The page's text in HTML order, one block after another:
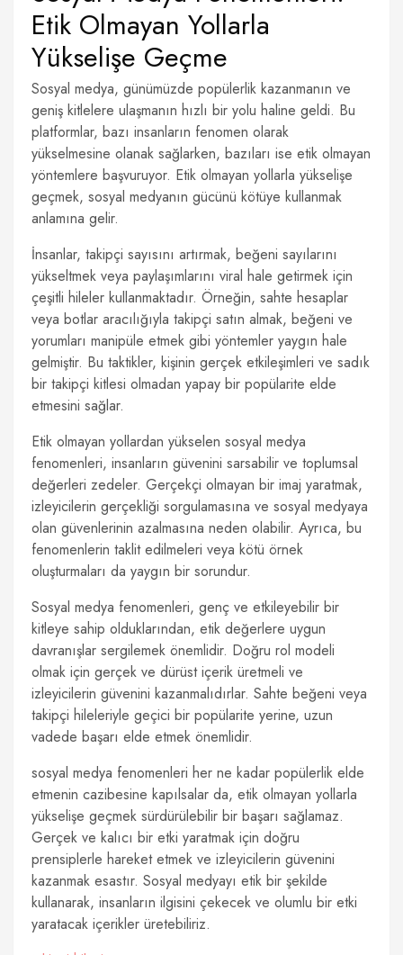
Etik Olmayan Yollarla
Yükselişe Geçme
Sosyal medya, günümüzde popülerlik kazanmanın ve
geniş kitlelere ulaşmanın hızlı bir yolu haline geldi. Bu
platformlar, bazı insanların fenomen olarak
yükselmesine olanak sağlarken, bazıları ise etik olmayan
yöntemlere başvuruyor. Etik olmayan yollarla yükselişe
geçmek, sosyal medyanın gücünü kötüye kullanmak
anlamına gelir.
İnsanlar, takipçi sayısını artırmak, beğeni sayılarını
yükseltmek veya paylaşımlarını viral hale getirmek için
çeşitli hileler kullanmaktadır. Örneğin, sahte hesaplar
veya botlar aracılığıyla takipçi satın almak, beğeni ve
yorumları manipüle etmek gibi yöntemler yaygın hale
gelmiştir. Bu taktikler, kişinin gerçek etkileşimleri ve sadık
bir takipçi kitlesi olmadan yapay bir popülarite elde
etmesini sağlar.
Etik olmayan yollardan yükselen sosyal medya
fenomenleri, insanların güvenini sarsabilir ve toplumsal
değerleri zedeler. Gerçekçi olmayan bir imaj yaratmak,
izleyicilerin gerçekliği sorgulamasına ve sosyal medyaya
olan güvenlerinin azalmasına neden olabilir. Ayrıca, bu
fenomenlerin taklit edilmeleri veya kötü örnek
oluşturmaları da yaygın bir sorundur.
Sosyal medya fenomenleri, genç ve etkileyebilir bir
kitleye sahip olduklarından, etik değerlere uygun
davranışlar sergilemek önemlidir. Doğru rol modeli
olmak için gerçek ve dürüst içerik üretmeli ve
izleyicilerin güvenini kazanmalıdırlar. Sahte beğeni veya
takipçi hileleriyle geçici bir popülarite yerine, uzun
vadede başarı elde etmek önemlidir.
sosyal medya fenomenleri her ne kadar popülerlik elde
etmenin cazibesine kapılsalar da, etik olmayan yollarla
yükselişe geçmek sürdürülebilir bir başarı sağlamaz.
Gerçek ve kalıcı bir etki yaratmak için doğru
prensiplerle hareket etmek ve izleyicilerin güvenini
kazanmak esastır. Sosyal medyayı etik bir şekilde
kullanarak, insanların ilgisini çekecek ve olumlu bir etki
yaratacak içerikler üretebiliriz.